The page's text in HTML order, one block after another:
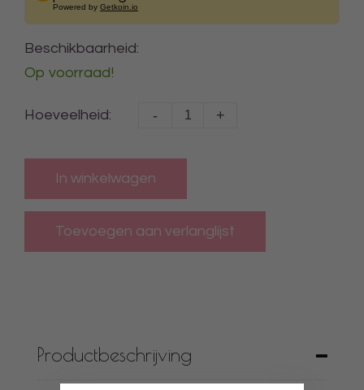
Powered by Getkoin.io
Beschikbaarheid:
Op voorraad!
Hoeveelheid: - +
In winkelwagen
Productbeschrijving